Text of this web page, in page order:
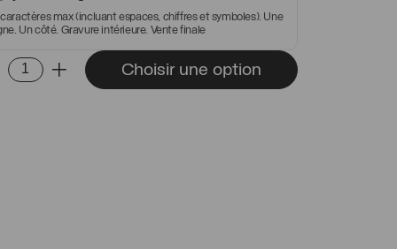
max (incluant espaces, chiffres et symboles). Une
Un côté. Gravure intérieure. Vente finale
- Choisir une option